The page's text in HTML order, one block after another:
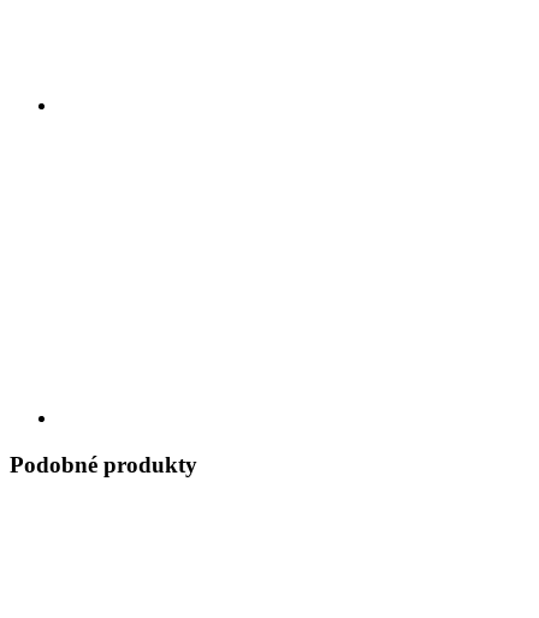
Podobné produkty